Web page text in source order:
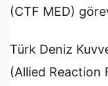
(CTF MED)
Türk Deniz
(Allied Reaction